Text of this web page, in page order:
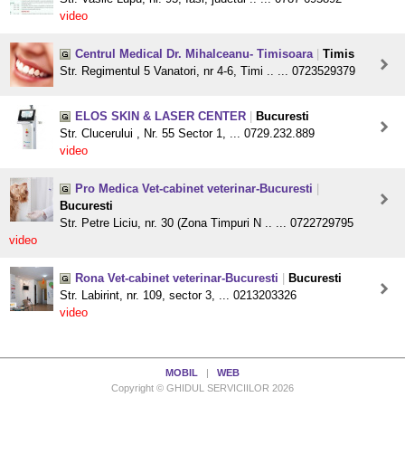
video
Centrul Medical Dr. Mihalceanu- Timisoara
Timis
Str. Regimentul 5 Vanatori, nr 4-6, Timi .. ... 0723529379
ELOS SKIN & LASER CENTER
Bucuresti
Str. Clucerului , Nr. 55 Sector 1, ... 0729.232.889
video
Pro Medica Vet-cabinet veterinar-Bucuresti
Bucuresti
Str. Petre Liciu, nr. 30 (Zona Timpuri N .. ... 0722729795
video
Rona Vet-cabinet veterinar-Bucuresti
Bucuresti
Str. Labirint, nr. 109, sector 3, ... 0213203326
video
MOBIL
WEB
Copyright © GHIDUL SERVICIILOR 2026